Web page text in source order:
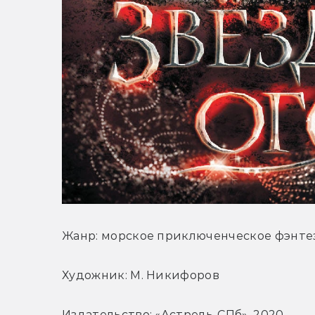
Жанр: морское приключенческое
Художник: М. Никифоров